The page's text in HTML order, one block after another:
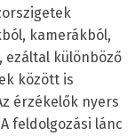
kamerákból,
ezáltal különböző
között is
érzékelők nyers
feldolgozási lánc